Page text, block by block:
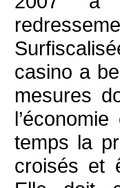
casino a
mesures
temps la
croisés et